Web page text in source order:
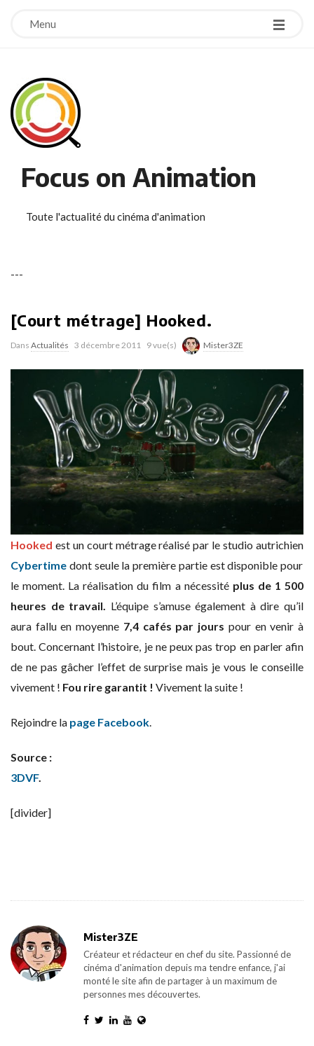
Menu
Focus on Animation
Toute l'actualité du cinéma d'animation
---
[Court métrage] Hooked.
Dans Actualités 3 décembre 2011 9 vue(s) Mister3ZE
Hooked est un court métrage réalisé par le studio autrichien
Cybertime dont seule la première partie est disponible pour
le moment. La réalisation du film a nécessité plus de 1 500
heures de travail. L’équipe s’amuse également à dire qu’il
aura fallu en moyenne 7,4 cafés par jours pour en venir à
bout. Concernant l’histoire, je ne peux pas trop en parler afin
de ne pas gâcher l’effet de surprise mais je vous le conseille
vivement ! Fou rire garantit ! Vivement la suite !
Rejoindre la page Facebook.
Source :
3DVF.
[divider]
Mister3ZE
Créateur et rédacteur en chef du site. Passionné de
cinéma d'animation depuis ma tendre enfance, j'ai
monté le site afin de partager à un maximum de
personnes mes découvertes.